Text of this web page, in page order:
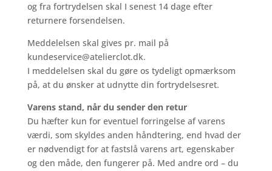
og fra fortrydelsen skal I senest 14 dage efter
returnere forsendelsen.
Meddelelsen skal gives pr. mail på
kundeservice@atelierclot.dk.
I meddelelsen skal du gøre os tydeligt opmærksom
på, at du ønsker at udnytte din fortrydelsesret.
Varens stand, når du sender den retur
Du hæfter kun for eventuel forringelse af varens
værdi, som skyldes anden håndtering, end hvad der
er nødvendigt for at fastslå varens art, egenskaber
og den måde, den fungerer på. Med andre ord – du